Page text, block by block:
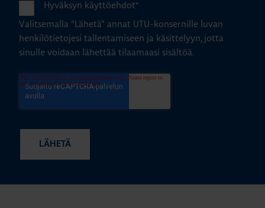
Hyväksyn käyttöehdot*
Valitsemalla "Lähetä" annat UTU-konsernille luvan
henkilötietojesi tallentamiseen ja käsittelyyn, jotta
sinulle voidaan lähettää tilaamaasi sisältöä.